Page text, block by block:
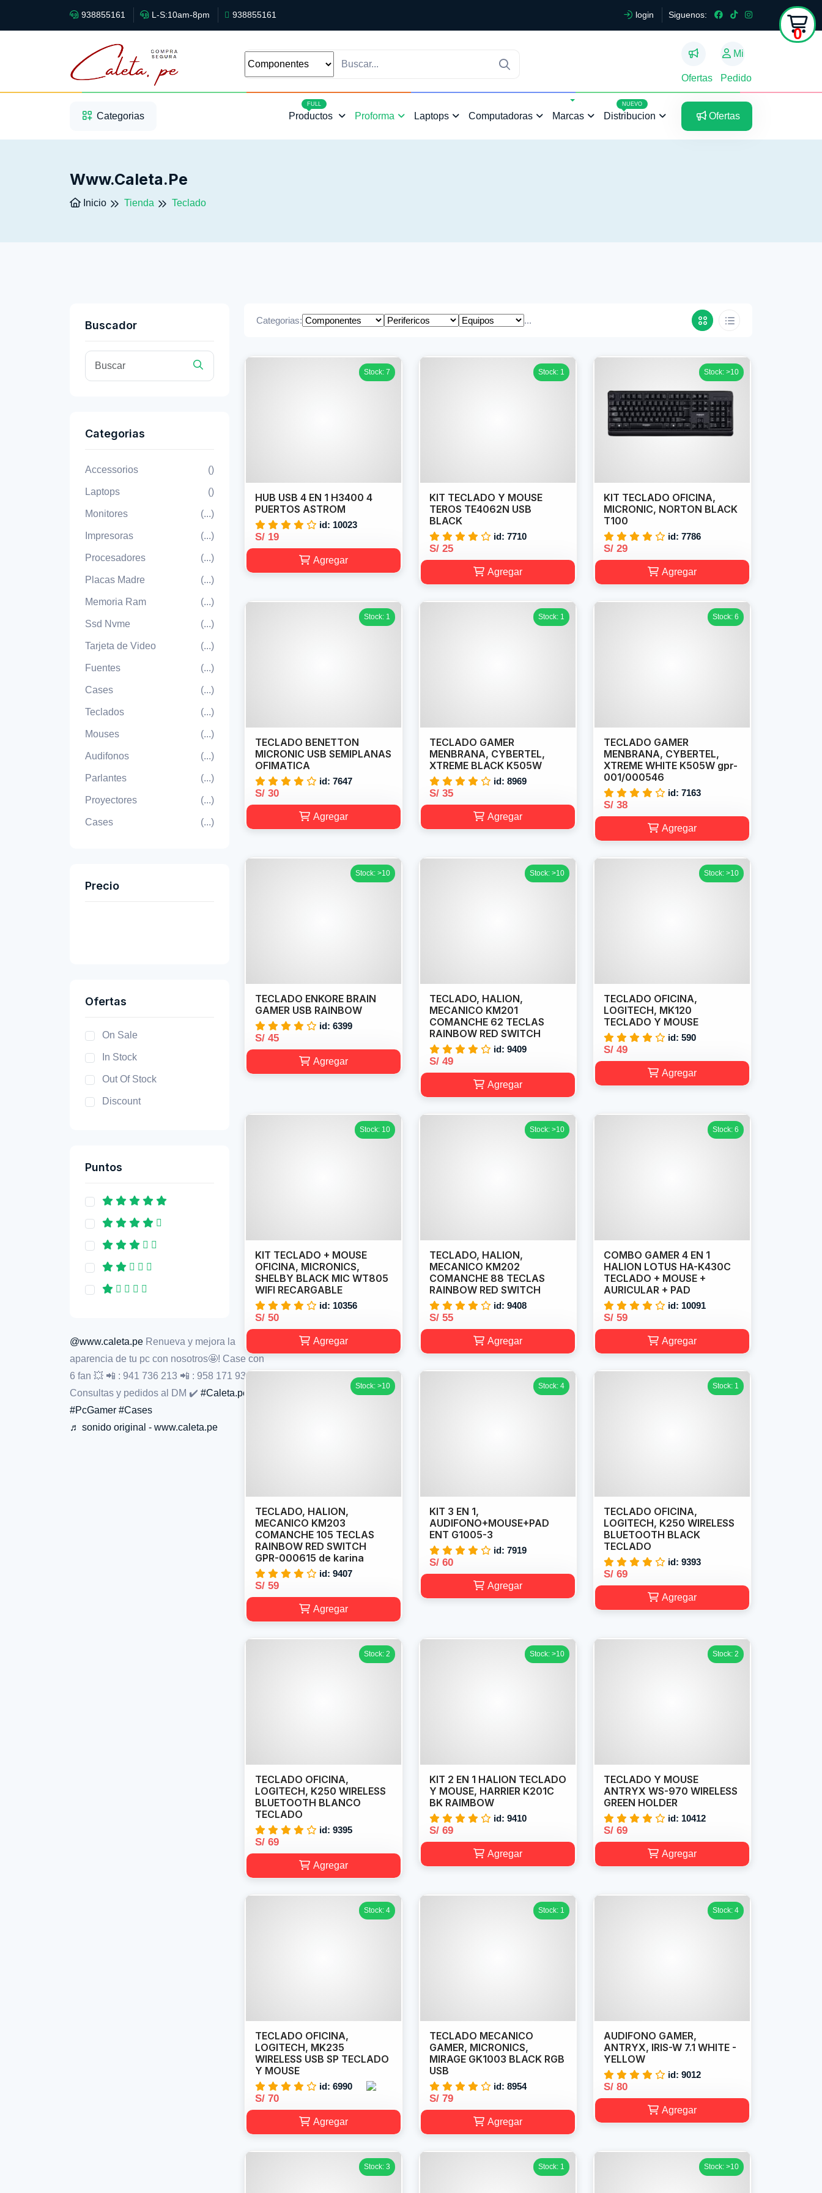
938855161 L-S:10am-8pm 938855161 login Siguenos:
Ofertas
Mi
Pedido
0
5
Categorias
Productos
FULL
Proforma Laptops Computadoras Marcas Distribucion
NUEVO
Ofertas
Www.caleta.pe
Inicio Tienda Teclado
Buscador
Categorias
Accessorios ()
Laptops ()
Monitores (...)
Impresoras (...)
Procesadores (...)
Placas Madre (...)
Memoria Ram (...)
Ssd Nvme (...)
Tarjeta de Video (...)
Fuentes (...)
Cases (...)
Teclados (...)
Mouses (...)
Audifonos (...)
Parlantes (...)
Proyectores (...)
Cases (...)
Precio
Ofertas
On Sale
In Stock
Out Of Stock
Discount
Puntos
@www.caleta.pe Renueva y mejora la
aparencia de tu pc con nosotros🤩! Case con
6 fan 💥 📲 : 941 736 213 📲 : 958 171 931 -
Consultas y pedidos al DM ✔️ #Caleta.pe
#PcGamer #Cases
♬ sonido original - www.caleta.pe
Categorias: ...
Stock: 7
HUB USB 4 EN 1 H3400 4
PUERTOS ASTROM
id: 10023
S/ 19
Agregar
Stock: 1
KIT TECLADO Y MOUSE
TEROS TE4062N USB
BLACK
id: 7710
S/ 25
Agregar
Stock: >10
KIT TECLADO OFICINA,
MICRONIC, NORTON BLACK
T100
id: 7786
S/ 29
Agregar
Stock: 1
TECLADO BENETTON
MICRONIC USB SEMIPLANAS
OFIMATICA
id: 7647
S/ 30
Agregar
Stock: 1
TECLADO GAMER
MENBRANA, CYBERTEL,
XTREME BLACK K505W
id: 8969
S/ 35
Agregar
Stock: 6
TECLADO GAMER
MENBRANA, CYBERTEL,
XTREME WHITE K505W gpr-
001/000546
id: 7163
S/ 38
Agregar
Stock: >10
TECLADO ENKORE BRAIN
GAMER USB RAINBOW
id: 6399
S/ 45
Agregar
Stock: >10
TECLADO, HALION,
MECANICO KM201
COMANCHE 62 TECLAS
RAINBOW RED SWITCH
id: 9409
S/ 49
Agregar
Stock: >10
TECLADO OFICINA,
LOGITECH, MK120
TECLADO Y MOUSE
id: 590
S/ 49
Agregar
Stock: 10
KIT TECLADO + MOUSE
OFICINA, MICRONICS,
SHELBY BLACK MIC WT805
WIFI RECARGABLE
id: 10356
S/ 50
Agregar
Stock: >10
TECLADO, HALION,
MECANICO KM202
COMANCHE 88 TECLAS
RAINBOW RED SWITCH
id: 9408
S/ 55
Agregar
Stock: 6
COMBO GAMER 4 EN 1
HALION LOTUS HA-K430C
TECLADO + MOUSE +
AURICULAR + PAD
id: 10091
S/ 59
Agregar
Stock: >10
TECLADO, HALION,
MECANICO KM203
COMANCHE 105 TECLAS
RAINBOW RED SWITCH
GPR-000615 de karina
id: 9407
S/ 59
Agregar
Stock: 4
KIT 3 EN 1,
AUDIFONO+MOUSE+PAD
ENT G1005-3
id: 7919
S/ 60
Agregar
Stock: 1
TECLADO OFICINA,
LOGITECH, K250 WIRELESS
BLUETOOTH BLACK
TECLADO
id: 9393
S/ 69
Agregar
Stock: 2
TECLADO OFICINA,
LOGITECH, K250 WIRELESS
BLUETOOTH BLANCO
TECLADO
id: 9395
S/ 69
Agregar
Stock: >10
KIT 2 EN 1 HALION TECLADO
Y MOUSE, HARRIER K201C
BK RAIMBOW
id: 9410
S/ 69
Agregar
Stock: 2
TECLADO Y MOUSE
ANTRYX WS-970 WIRELESS
GREEN HOLDER
id: 10412
S/ 69
Agregar
Stock: 4
TECLADO OFICINA,
LOGITECH, MK235
WIRELESS USB SP TECLADO
Y MOUSE
id: 6990
S/ 70
Agregar
Stock: 1
TECLADO MECANICO
GAMER, MICRONICS,
MIRAGE GK1003 BLACK RGB
USB
id: 8954
S/ 79
Agregar
Stock: 4
AUDIFONO GAMER,
ANTRYX, IRIS-W 7.1 WHITE -
YELLOW
id: 9012
S/ 80
Agregar
Stock: 3 Stock: 1 Stock: >10